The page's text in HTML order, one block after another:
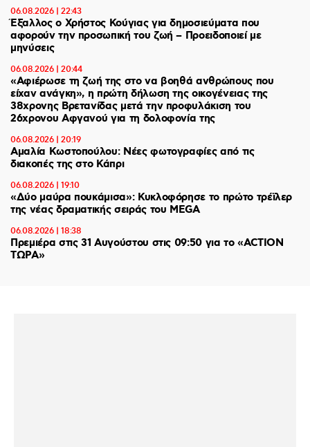
06.08.2026 | 22:43
Έξαλλος ο Χρήστος Κούγιας για δημοσιεύματα που
αφορούν την προσωπική του ζωή – Προειδοποιεί με
μηνύσεις
06.08.2026 | 20:44
«Αφιέρωσε τη ζωή της στο να βοηθά ανθρώπους που
είχαν ανάγκη», η πρώτη δήλωση της οικογένειας της
38χρονης Βρετανίδας μετά την προφυλάκιση του
26χρονου Αφγανού για τη δολοφονία της
06.08.2026 | 20:19
Αμαλία Κωστοπούλου: Νέες φωτογραφίες από τις
διακοπές της στο Κάπρι
06.08.2026 | 19:10
«Δύο μαύρα πουκάμισα»: Κυκλοφόρησε το πρώτο τρέϊλερ
της νέας δραματικής σειράς του MEGA
06.08.2026 | 18:38
Πρεμιέρα στις 31 Αυγούστου στις 09:50 για το «ACTION
ΤΩΡΑ»